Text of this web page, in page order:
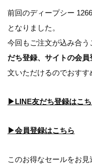
前回のディープシー
となりました。
今回もご注文が込み合う
だち登録、サイトの会員
文いただけるのでおすす
▶LINE友だち登録はこ
▶会員登録はこちら
このお得なセールをお見